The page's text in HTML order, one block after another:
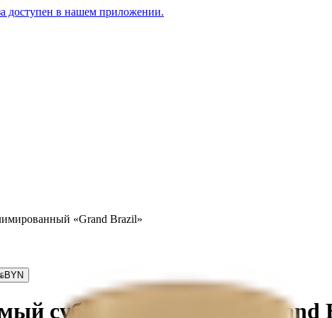
доступен в нашем приложении.
«Grand Brazil»
BYNBYN
сублимированный «Grand